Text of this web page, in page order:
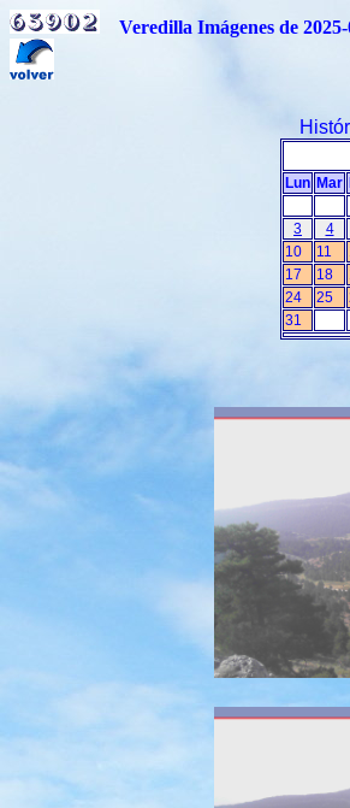
Veredilla Imágenes de 2025-
Lun Mar
3
4
10
11
17
18
24
25
31